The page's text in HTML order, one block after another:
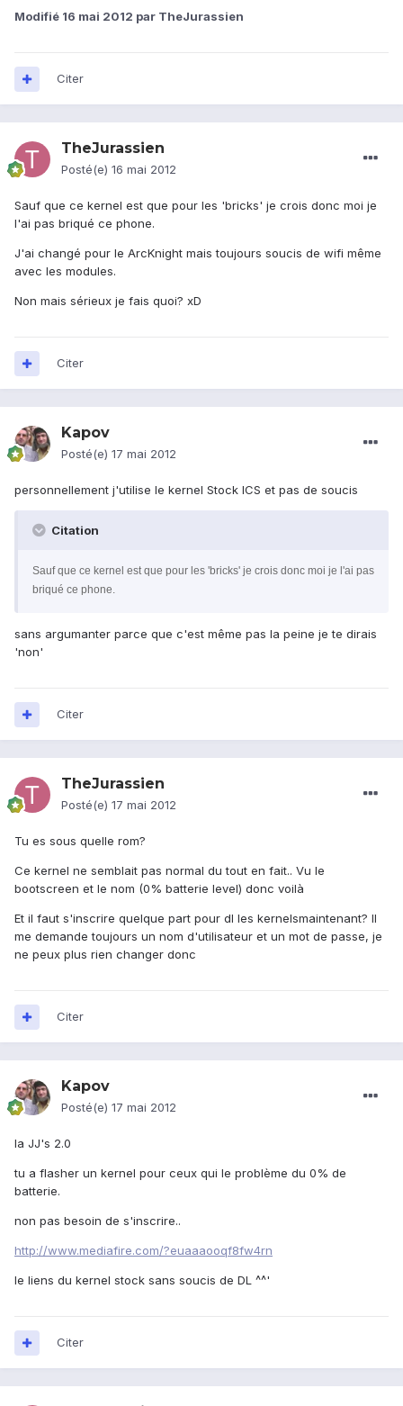
Modifié 16 mai 2012 par TheJurassien
Citer
TheJurassien
Posté(e) 16 mai 2012
Sauf que ce kernel est que pour les 'bricks' je crois donc moi je
l'ai pas briqué ce phone.
J'ai changé pour le ArcKnight mais toujours soucis de wifi même
avec les modules.
Non mais sérieux je fais quoi? xD
Citer
Kapov
Posté(e) 17 mai 2012
personnellement j'utilise le kernel Stock ICS et pas de soucis
Citation
Sauf que ce kernel est que pour les 'bricks' je crois donc moi je l'ai pas
briqué ce phone.
sans argumanter parce que c'est même pas la peine je te dirais
'non'
Citer
TheJurassien
Posté(e) 17 mai 2012
Tu es sous quelle rom?
Ce kernel ne semblait pas normal du tout en fait.. Vu le
bootscreen et le nom (0% batterie level) donc voilà
Et il faut s'inscrire quelque part pour dl les kernelsmaintenant? Il
me demande toujours un nom d'utilisateur et un mot de passe, je
ne peux plus rien changer donc
Citer
Kapov
Posté(e) 17 mai 2012
la JJ's 2.0
tu a flasher un kernel pour ceux qui le problème du 0% de
batterie.
non pas besoin de s'inscrire..
http://www.mediafire.com/?euaaaooqf8fw4rn
le liens du kernel stock sans soucis de DL ^^'
Citer